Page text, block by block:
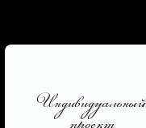
Индивидуальный